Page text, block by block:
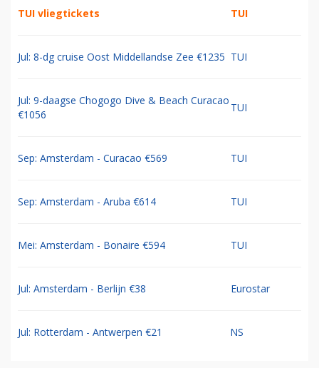
TUI vliegtickets TUI
Jul: 8-dg cruise Oost Middellandse Zee €1235 TUI
Jul: 9-daagse Chogogo Dive & Beach Curacao
€1056
TUI
Sep: Amsterdam - Curacao €569 TUI
Sep: Amsterdam - Aruba €614 TUI
Mei: Amsterdam - Bonaire €594 TUI
Jul: Amsterdam - Berlijn €38 Eurostar
Jul: Rotterdam - Antwerpen €21 NS